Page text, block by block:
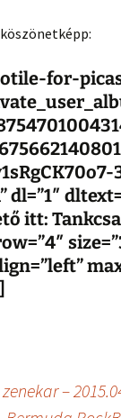
for-
dl=”1″
itt:
–